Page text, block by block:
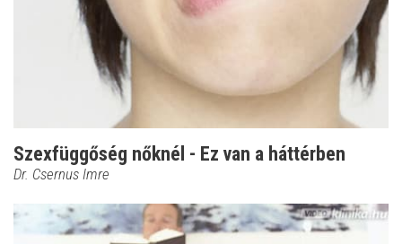
Szexfüggőség nőknél - Ez van a háttérben
Dr. Csernus Imre